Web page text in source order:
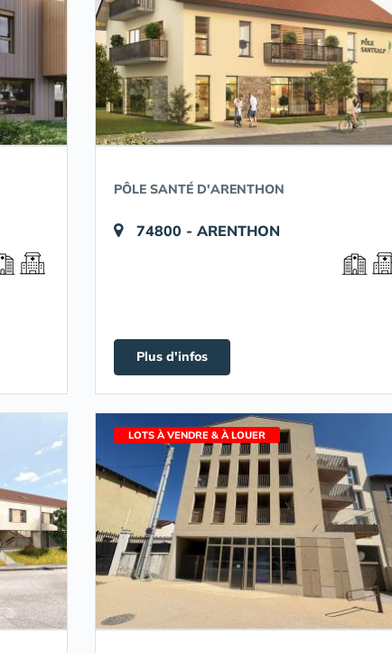
PÔLE SANTÉ D'ARENTHON
74800 - ARENTHON
Plus d'infos
LOTS À VENDRE & À LOUER